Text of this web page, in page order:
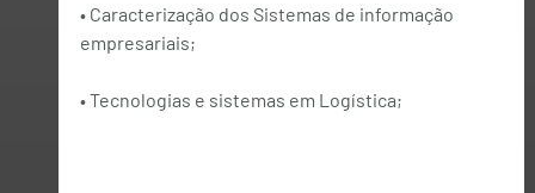
• Caracterização dos Sistemas de informação
empresariais;
• Tecnologias e sistemas em Logística;